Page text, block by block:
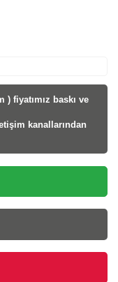
) fiyatımız baskı ve
kanallarından